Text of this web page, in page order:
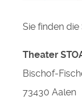
Sie finden
Theater
Bischof-
73430 Aalen